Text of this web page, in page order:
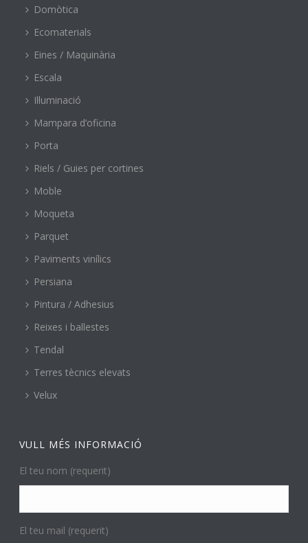
Domòtica
Ecomaterials
Eines / Maquinària
Escala
Il·luminació
Mampara d’oficina
Porta
Riels / Guies per cortines
Moble
Moqueta
Parquet
Paviments vinílics
Persiana
Pintura / Adhesius
Reixes i ballestes
Tendal
Terres tècnics elevats
Velux
VULL MÉS INFORMACIÓ
El teu nom (requerit)
El teu mail (requerit)